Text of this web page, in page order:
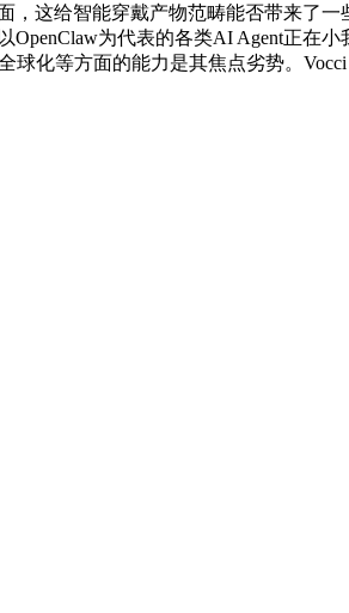
给智能穿戴产物范畴能否带来了一
为代表的各类AI Agent正在
化等方面的能力是其焦点劣势。